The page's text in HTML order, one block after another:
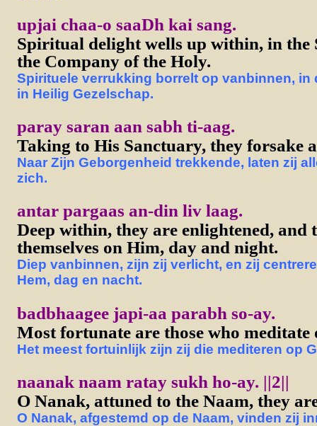
upjai chaa-o saaDh kai sang.
Spiritual delight wells up within, in the
the Company of the Holy.
Spirituele verrukking borrelt op vanbinnen, in
in Heilig Gezelschap.
paray saran aan sabh ti-aag.
Taking to His Sanctuary, they forsake
Naar Zijn Geborgenheid trekkende, laten zij
zich.
antar pargaas an-din liv laag.
Deep within, they are enlightened, and
themselves on Him, day and night.
Diep vanbinnen, zijn zij verlicht, en zij
Hem, dag en nacht.
badbhaagee japi-aa parabh so-ay.
Most fortunate are those who meditate
Het meest fortuinlijk zijn zij die mediteren op
naanak naam ratay sukh ho-ay. ||2||
O Nanak, attuned to the Naam, they
O Nanak, afgestemd op de Naam, vinden zij